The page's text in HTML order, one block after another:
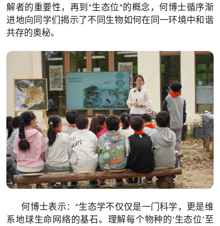
解者的重要性，再到“生态位”的概念，何博士循序渐
进地向同学们揭示了不同生物如何在同一环境中和谐
共存的奥秘。
何博士表示：“生态学不仅仅是一门科学，更是维
系地球生命网络的基石。理解每个物种的‘生态位’至